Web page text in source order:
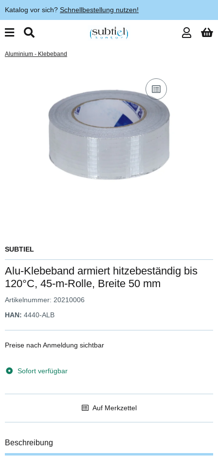
Katalog vor sich? Schnellbestellung nutzen!
Aluminium - Klebeband
SUBTIEL
Alu-Klebeband armiert hitzebeständig bis
120°C, 45-m-Rolle, Breite 50 mm
Artikelnummer: 20210006
HAN: 4440-ALB
Preise nach Anmeldung sichtbar
Sofort verfügbar
Auf Merkzettel
Beschreibung